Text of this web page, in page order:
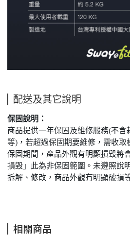
配送及其它說明
保固說明：
商品提供一年保固及維修服務(不含
等)，若超過保固期要維修，需收取
保固期間，產品外觀有明顯損毀將
損毀」此為非保固範圍。未遵照說
拆解、修改，商品外觀有明顯破損
相關商品